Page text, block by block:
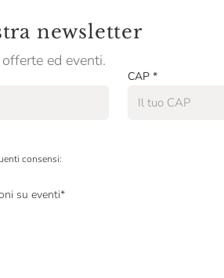
newsletter
ed eventi.
CAP *
consensi:
su eventi*